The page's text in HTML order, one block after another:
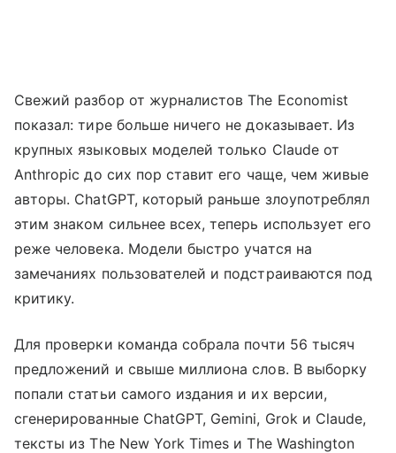
Свежий разбор от журналистов The Economist
показал: тире больше ничего не доказывает. Из
крупных языковых моделей только Claude от
Anthropic до сих пор ставит его чаще, чем живые
авторы. ChatGPT, который раньше злоупотреблял
этим знаком сильнее всех, теперь использует его
реже человека. Модели быстро учатся на
замечаниях пользователей и подстраиваются под
критику.
Для проверки команда собрала почти 56 тысяч
предложений и свыше миллиона слов. В выборку
попали статьи самого издания и их версии,
сгенерированные ChatGPT, Gemini, Grok и Claude,
тексты из The New York Times и The Washington